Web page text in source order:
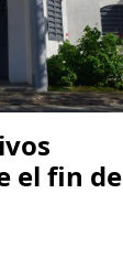
el fin de